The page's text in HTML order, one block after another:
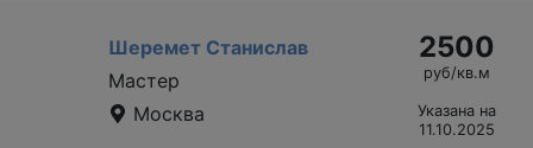
Шеремет Станислав
Мастер
Москва
2500
руб/кв.м
Указана на
11.10.2025